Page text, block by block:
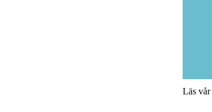
Läs vår